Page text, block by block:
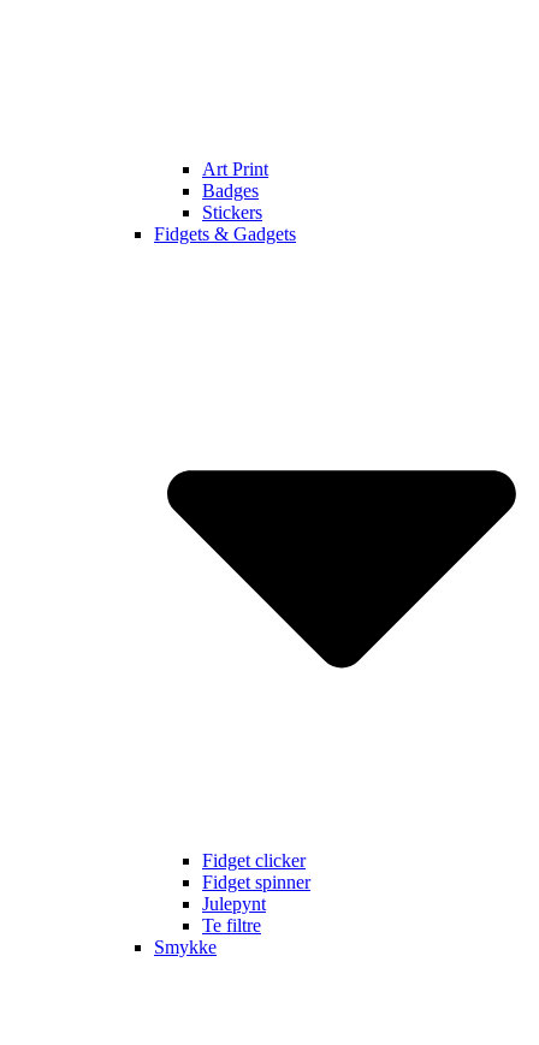
Art Print
Badges
Stickers
Fidgets & Gadgets
Fidget clicker
Fidget spinner
Julepynt
Te filtre
Smykke